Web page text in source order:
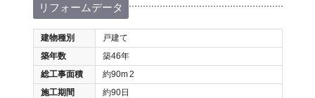
リフォームデータ
建物種別
戸建て
築年数
築46年
総工事面積
約90m2
施工期間
約90日